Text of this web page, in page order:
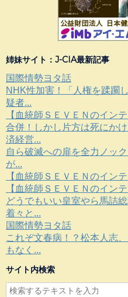
姉妹サイト：J-CIA最新記事
国際情勢ヨタ話
NHK性加害！「人権を蹂躙
疑者...
【血統師ＳＥＶＥＮのイン
合併！しかし片方は死にか
済経営...
自ら破滅への扉を全力ノッ
が...
【血統師ＳＥＶＥＮのイン
【血統師ＳＥＶＥＮのイン
どうでもいい皇室やら馬詰
着々と...
国際情勢ヨタ話
これぞ文春病！？松本人志
もなく...
サイト内検索